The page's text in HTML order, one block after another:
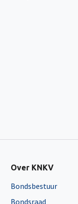
Over KNKV
Bondsbestuur
Bondsraad